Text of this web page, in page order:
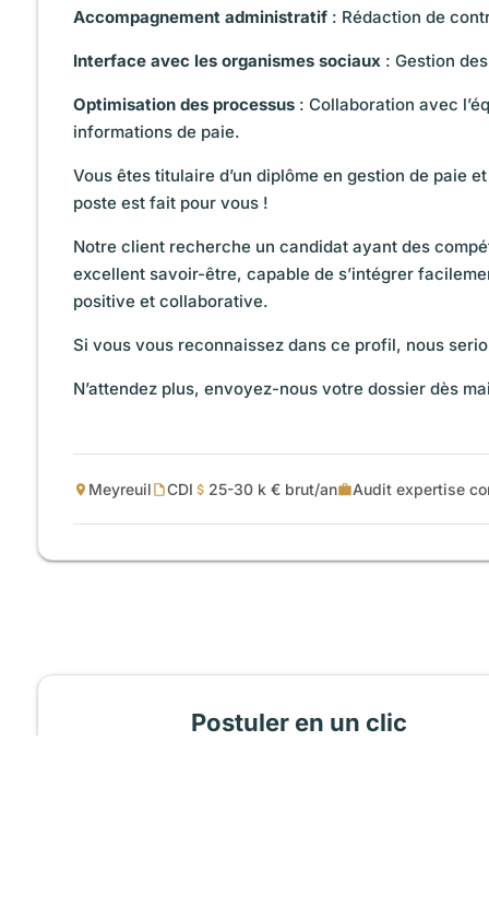
Accompagnement administratif : Rédaction de
Interface avec les organismes sociaux : Gestion
Optimisation des processus : Collaboration avec
informations de paie.
Vous êtes titulaire d’un diplôme en gestion de paie
poste est fait pour vous !
Notre client recherche un candidat ayant des
excellent savoir-être, capable de s’intégrer
positive et collaborative.
Si vous vous reconnaissez dans ce profil, nous
N’attendez plus, envoyez-nous votre dossier dès
Meyreuil CDI 25-30 k € brut/an Audit expertise
Postuler en un clic